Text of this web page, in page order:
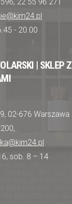
- 20.00
| SKLEP Z
02-676 Warszawa
sob. 8 – 14